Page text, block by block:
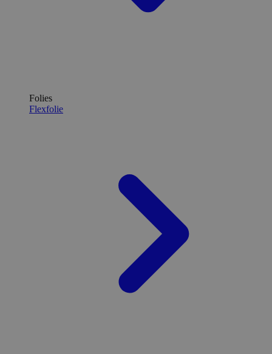
Folies
Flexfolie